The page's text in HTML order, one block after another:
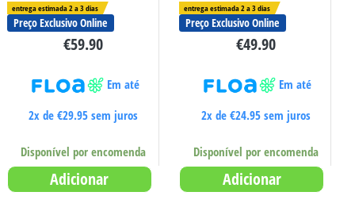
entrega estimada 2 a 3 dias
Preço Exclusivo Online
€59.90
Em até
2x de€29.95 sem juros
Disponível por encomenda
Adicionar
entrega estimada 2 a 3 dias
Preço Exclusivo Online
€49.90
Em até
2x de €24.95sem juros
Disponível por encomenda
Adicionar